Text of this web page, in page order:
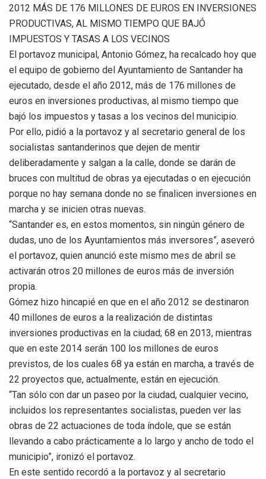
2012 MÁS DE 176 MILLONES DE EUROS EN INVERSIONES
PRODUCTIVAS, AL MISMO TIEMPO QUE BAJÓ
IMPUESTOS Y TASAS A LOS VECINOS
El portavoz municipal, Antonio Gómez, ha recalcado hoy que
el equipo de gobierno del Ayuntamiento de Santander ha
ejecutado, desde el año 2012, más de 176 millones de
euros en inversiones productivas, al mismo tiempo que
bajó los impuestos y tasas a los vecinos del municipio.
Por ello, pidió a la portavoz y al secretario general de los
socialistas santanderinos que dejen de mentir
deliberadamente y salgan a la calle, donde se darán de
bruces con multitud de obras ya ejecutadas o en ejecución
porque no hay semana donde no se finalicen inversiones en
marcha y se inicien otras nuevas.
“Santander es, en estos momentos, sin ningún género de
dudas, uno de los Ayuntamientos más inversores”, aseveró
el portavoz, quien anunció este mismo mes de abril se
activarán otros 20 millones de euros más de inversión
propia.
Gómez hizo hincapié en que en el año 2012 se destinaron
40 millones de euros a la realización de distintas
inversiones productivas en la ciudad; 68 en 2013, mientras
que en este 2014 serán 100 los millones de euros
previstos, de los cuales 68 ya están en marcha, a través de
22 proyectos que, actualmente, están en ejecución.
“Tan sólo con dar un paseo por la ciudad, cualquier vecino,
incluidos los representantes socialistas, pueden ver las
obras de 22 actuaciones de toda índole, que se están
llevando a cabo prácticamente a lo largo y ancho de todo el
municipio”, ironizó el portavoz.
En este sentido recordó a la portavoz y al secretario